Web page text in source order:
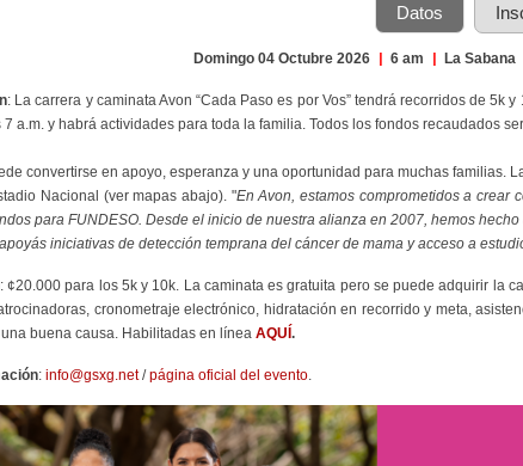
Datos
Domingo 04 Octubre 2026 | 6 am | La Sabana
: La carrera y caminata Avon “Cada Paso es por Vos” tendrá recorridos de
7 a.m. y habrá actividades para toda la familia. Todos los fondos recaudados
convertirse en apoyo, esperanza y una oportunidad para muchas familias.
Nacional (ver mapas abajo). "En Avon, estamos comprometidos a crear
para FUNDESO. Desde el inicio de nuestra alianza en 2007, hemos
iniciativas de detección temprana del cáncer de mama y acceso a
: ¢20.000 para los 5k y 10k. La caminata es gratuita pero se puede adquirir la
cronometraje electrónico, hidratación en recorrido y meta,
buena causa. Habilitadas en línea AQUÍ.
: info@gsxg.net/página oficial del evento